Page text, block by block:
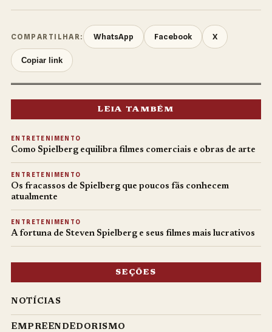
COMPARTILHAR: WhatsApp Facebook X
Copiar link
LEIA TAMBÉM
ENTRETENIMENTO
Como Spielberg equilibra filmes comerciais e obras de arte
ENTRETENIMENTO
Os fracassos de Spielberg que poucos fãs conhecem
atualmente
ENTRETENIMENTO
A fortuna de Steven Spielberg e seus filmes mais lucrativos
SEÇÕES
NOTÍCIAS
EMPREENDEDORISMO